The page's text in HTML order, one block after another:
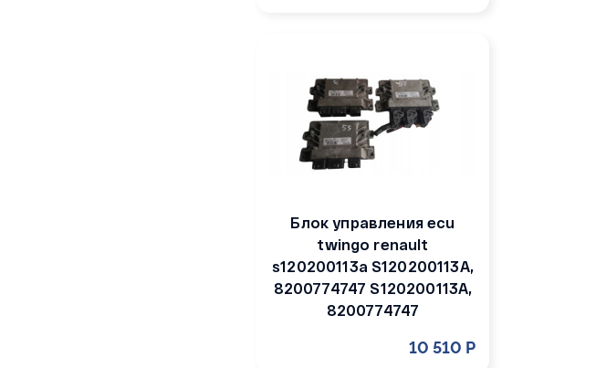
Блок управления ecu
twingo renault
s120200113a S120200113A,
8200774747 S120200113A,
8200774747
10 510 Р